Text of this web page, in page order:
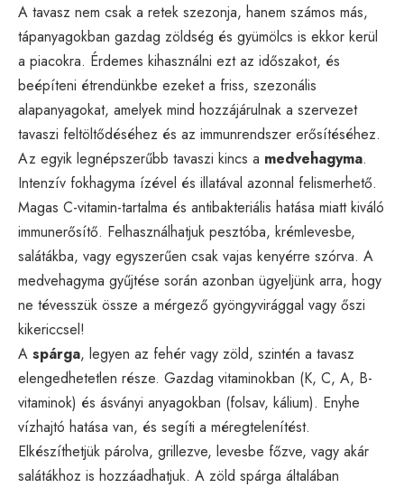
A tavasz nem csak a retek szezonja, hanem számos más,
tápanyagokban gazdag zöldség és gyümölcs is ekkor kerül
a piacokra. Érdemes kihasználni ezt az időszakot, és
beépíteni étrendünkbe ezeket a friss, szezonális
alapanyagokat, amelyek mind hozzájárulnak a szervezet
tavaszi feltöltődéséhez és az immunrendszer erősítéséhez.
Az egyik legnépszerűbb tavaszi kincs a medvehagyma.
Intenzív fokhagyma ízével és illatával azonnal felismerhető.
Magas C-vitamin-tartalma és antibakteriális hatása miatt kiváló
immunerősítő. Felhasználhatjuk pesztóba, krémlevesbe,
salátákba, vagy egyszerűen csak vajas kenyérre szórva. A
medvehagyma gyűjtése során azonban ügyeljünk arra, hogy
ne tévesszük össze a mérgező gyöngyvirággal vagy őszi
kikericcsel!
A spárga, legyen az fehér vagy zöld, szintén a tavasz
elengedhetetlen része. Gazdag vitaminokban (K, C, A, B-
vitaminok) és ásványi anyagokban (folsav, kálium). Enyhe
vízhajtó hatása van, és segíti a méregtelenítést.
Elkészíthetjük párolva, grillezve, levesbe főzve, vagy akár
salátákhoz is hozzáadhatjuk. A zöld spárga általában